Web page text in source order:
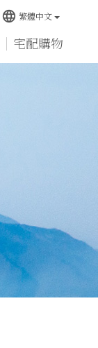
宅配購物
language 繁體中文